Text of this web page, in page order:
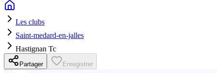
Les clubs
Saint-medard-en-jalles
Hastignan Tc
Partager Enregistrer